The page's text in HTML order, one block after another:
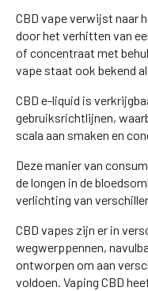
CBD vape verwijst naar
door het verhitten van
of concentraat met
vape staat ook bekend
CBD e-liquid is
gebruiksrichtlijnen,
scala aan smaken en
Deze manier van
de longen in de
verlichting van
CBD vapes zijn er in
wegwerppennen,
ontworpen om aan
voldoen. Vaping CBD